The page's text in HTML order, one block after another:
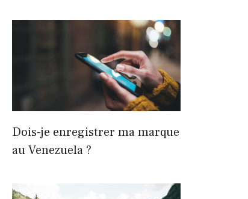
Dois-je enregistrer ma marque
au Venezuela ?